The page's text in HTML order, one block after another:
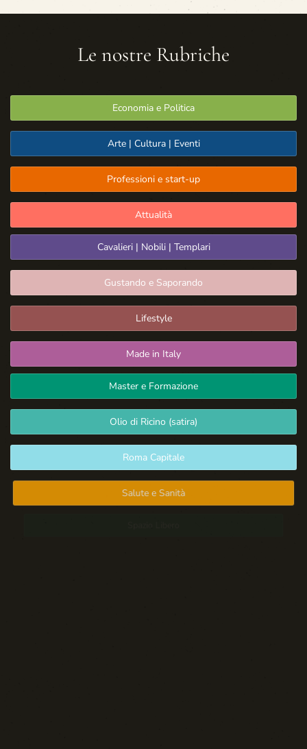
Le nostre Rubriche
Economia e Politica
Arte | Cultura | Eventi
Professioni e start-up
Attualità
Cavalieri | Nobili | Templari
Gustando e Saporando
Lifestyle
Made in Italy
Master e Formazione
Olio di Ricino (satira)
Roma Capitale
Salute e Sanità